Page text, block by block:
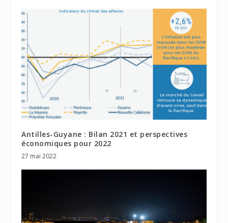
Antilles-Guyane : Bilan 2021 et perspectives
économiques pour 2022
27 mai 2022